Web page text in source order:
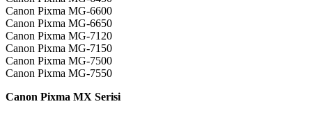
Canon Pixma MG-6600
Canon Pixma MG-6650
Canon Pixma MG-7120
Canon Pixma MG-7150
Canon Pixma MG-7500
Canon Pixma MG-7550
Canon Pixma MX Serisi